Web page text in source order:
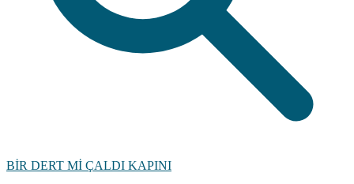
BİR DERT Mİ ÇALDI KAPINI